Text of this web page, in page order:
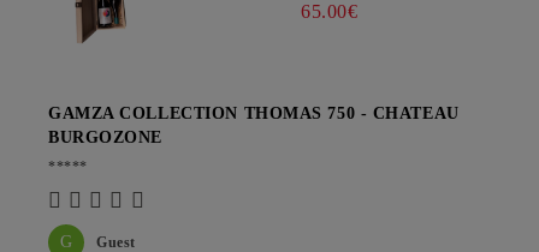
65.00€
G Guest
GAMZA COLLECTION THOMAS 750 - CHATEAU
BURGOZONE
*****